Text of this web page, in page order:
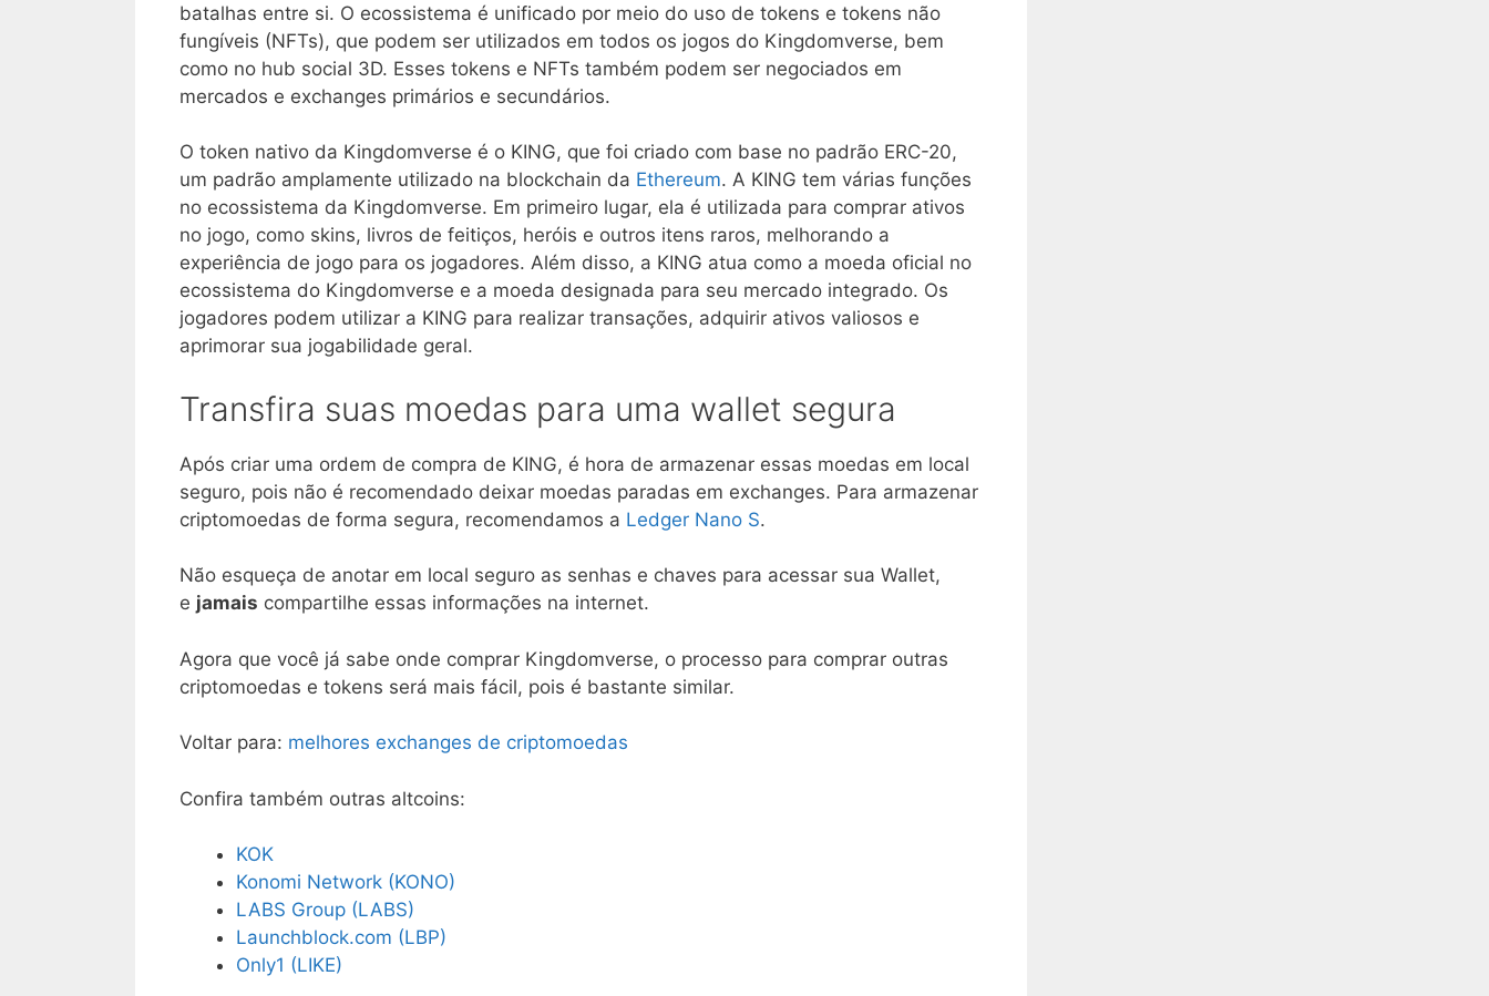
batalhas entre si. O ecossistema é unificado por meio do uso de tokens e tokens não
fungíveis (NFTs), que podem ser utilizados em todos os jogos do Kingdomverse, bem
como no hub social 3D. Esses tokens e NFTs também podem ser negociados em
mercados e exchanges primários e secundários.
O token nativo da Kingdomverse é o KING, que foi criado com base no padrão ERC-20,
um padrão amplamente utilizado na blockchain da Ethereum. A KING tem várias funções
no ecossistema da Kingdomverse. Em primeiro lugar, ela é utilizada para comprar ativos
no jogo, como skins, livros de feitiços, heróis e outros itens raros, melhorando a
experiência de jogo para os jogadores. Além disso, a KING atua como a moeda oficial no
ecossistema do Kingdomverse e a moeda designada para seu mercado integrado. Os
jogadores podem utilizar a KING para realizar transações, adquirir ativos valiosos e
aprimorar sua jogabilidade geral.
Transfira suas moedas para uma wallet segura
Após criar uma ordem de compra de KING, é hora de armazenar essas moedas em local
seguro, pois não é recomendado deixar moedas paradas em exchanges. Para armazenar
criptomoedas de forma segura, recomendamos a Ledger Nano S.
Não esqueça de anotar em local seguro as senhas e chaves para acessar sua Wallet,
e jamais compartilhe essas informações na internet.
Agora que você já sabe onde comprar Kingdomverse, o processo para comprar outras
criptomoedas e tokens será mais fácil, pois é bastante similar.
Voltar para: melhores exchanges de criptomoedas
Confira também outras altcoins:
KOK
Konomi Network (KONO)
LABS Group (LABS)
Launchblock.com (LBP)
Only1 (LIKE)